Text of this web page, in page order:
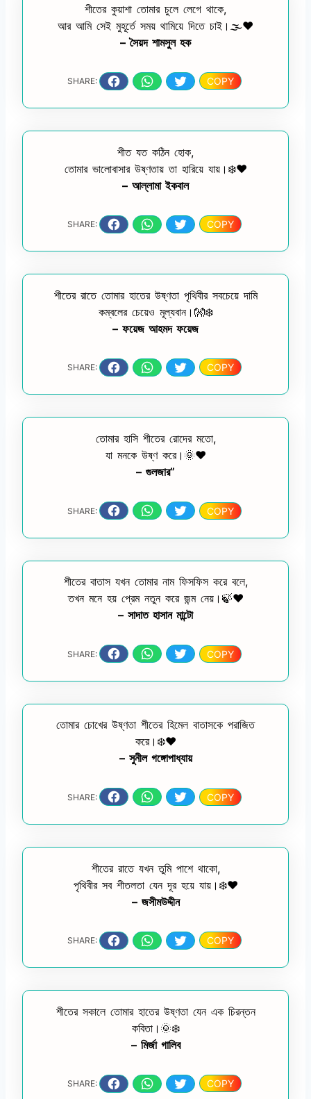
শীতের কুয়াশা তোমার চুলে লেগে থাকে,
আর আমি সেই মুহূর্তে সময় থামিয়ে দিতে চাই।🌫️❤️
– সৈয়দ শামসুল হক
SHARE: COPY
শীত যত কঠিন হোক,
তোমার ভালোবাসার উষ্ণতায় তা হারিয়ে যায়।❄️❤️
– আল্লামা ইকবাল
SHARE: COPY
শীতের রাতে তোমার হাতের উষ্ণতা পৃথিবীর সবচেয়ে দামি
কম্বলের চেয়েও মূল্যবান।👐❄️
– ফয়েজ আহমদ ফয়েজ
SHARE: COPY
তোমার হাসি শীতের রোদের মতো,
যা মনকে উষ্ণ করে।🌞❤️
– গুলজার”
SHARE: COPY
শীতের বাতাস যখন তোমার নাম ফিসফিস করে বলে,
তখন মনে হয় প্রেম নতুন করে জন্ম নেয়।🍃❤️
– সাদাত হাসান মান্টো
SHARE: COPY
তোমার চোখের উষ্ণতা শীতের হিমেল বাতাসকে পরাজিত
করে।❄️❤️
– সুনীল গঙ্গোপাধ্যায়
SHARE: COPY
শীতের রাতে যখন তুমি পাশে থাকো,
পৃথিবীর সব শীতলতা যেন দূর হয়ে যায়।❄️❤️
– জসীমউদ্দীন
SHARE: COPY
শীতের সকালে তোমার হাতের উষ্ণতা যেন এক চিরন্তন
কবিতা।🌞❄️
– মির্জা গালিব
SHARE: COPY